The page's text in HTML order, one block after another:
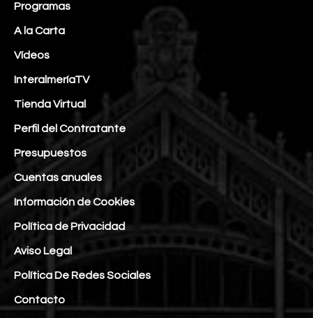
Programas
A la Carta
Vídeos
InteralmeríaTV
Tienda Virtual
Perfil del Contratante
Presupuestos
Cuentas anuales
Información de Cookies
Política de Privacidad
Aviso Legal
Política De Redes Sociales
Contacto